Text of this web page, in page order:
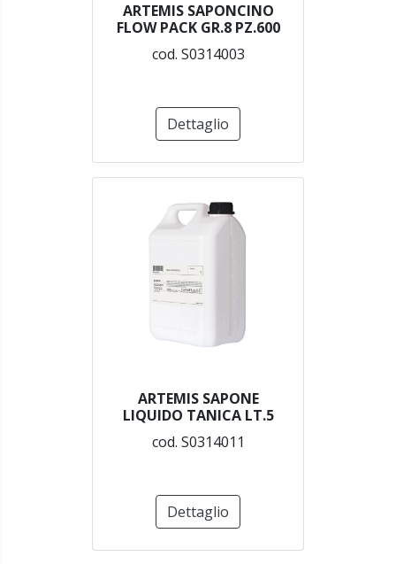
ARTEMIS SAPONCINO
FLOW PACK GR.8 PZ.600
cod. S0314003
Dettaglio
ARTEMIS SAPONE
LIQUIDO TANICA LT.5
cod. S0314011
Dettaglio